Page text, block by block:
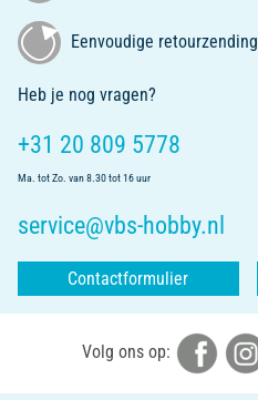
Eenvoudige retourzending
Heb je nog vragen?
+31 20 809 5778
Ma. tot Zo. van 8.30 tot 16 uur
service@vbs-hobby.nl
Contactformulier
Volg ons op: